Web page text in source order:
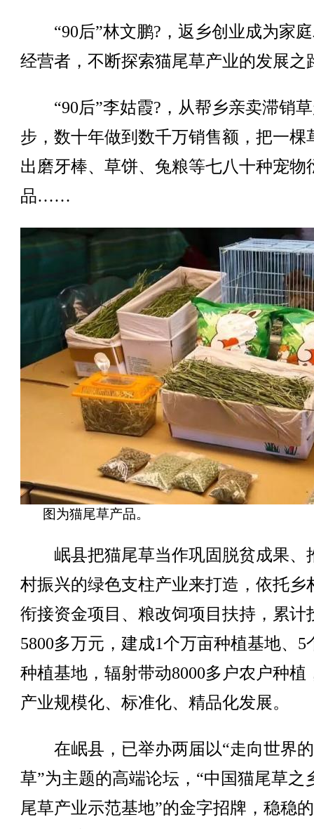
“90后”林文鹏?，返乡创业成为家
经营者，不断探索猫尾草产业的发展之
“90后”李姑霞?，从帮乡亲卖滞销
步，数十年做到数千万销售额，把一棵
出磨牙棒、草饼、兔粮等七八十种宠物
品……
图为猫尾草产品。
岷县把猫尾草当作巩固脱贫成果、
村振兴的绿色支柱产业来打造，依托乡
衔接资金项目、粮改饲项目扶持，累计
5800多万元，建成1个万亩种植基地、5
种植基地，辐射带动8000多户农户种植
产业规模化、标准化、精品化发展。
在岷县，已举办两届以“走向世界
草”为主题的高端论坛，“中国猫尾草之
尾草产业示范基地”的金字招牌，稳稳